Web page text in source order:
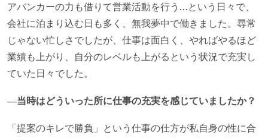
アバンカーの力も借りて営業活動を行う…という日々で、
会社に泊まり込む日も多く、無我夢中で働きました。尋常
じゃない忙しさでしたが、仕事は面白く、やればやるほど
業績も上がり、自分のレベルも上がるという状況で充実し
ていた日々でした。
―当時はどういった所に仕事の充実を感じていましたか？
「提案のキレで勝負」という仕事の仕方が私自身の性に合